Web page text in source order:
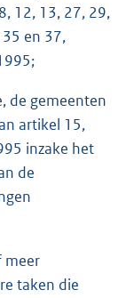
12, 13, 27, 29,
en 37,
de gemeenten
artikel 15,
inzake het
de
meer
taken die